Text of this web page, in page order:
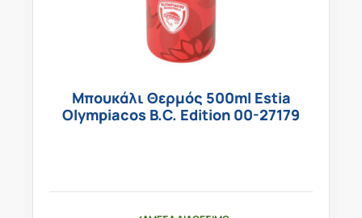
Μπουκάλι Θερμός 500ml Estia
Olympiacos B.C. Edition 00-27179